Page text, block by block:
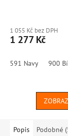
1 055 Kč bez DPH
1 277 Kč
591 Navy 900
Popis Podobné